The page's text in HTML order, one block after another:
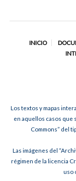
INICIO
Los textos y mapas
en aquellos casos que
Commons” del
Las imágenes del
régimen de la licencia
uso